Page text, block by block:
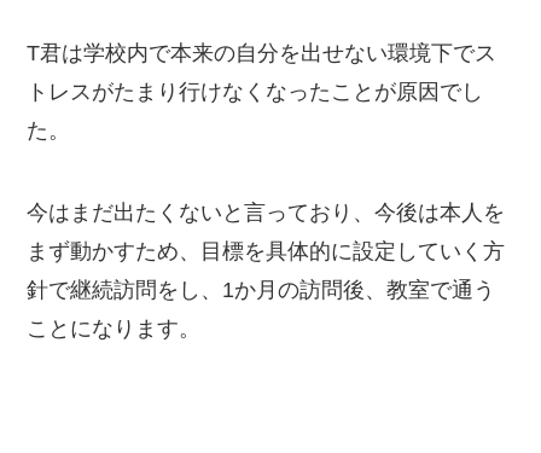
T君は学校内で本来の自分を出せない環境下でス
トレスがたまり行けなくなったことが原因でし
た。
今はまだ出たくないと言っており、今後は本人を
まず動かすため、目標を具体的に設定していく方
針で継続訪問をし、1か月の訪問後、教室で通う
ことになります。